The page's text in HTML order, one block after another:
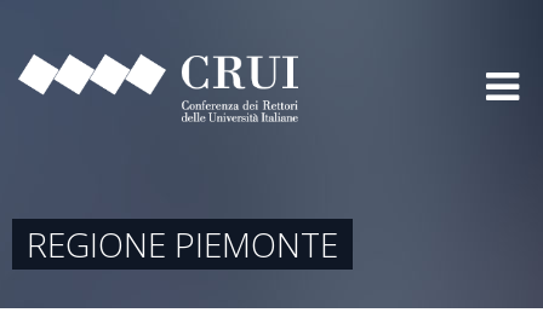
REGIONE PIEMONTE